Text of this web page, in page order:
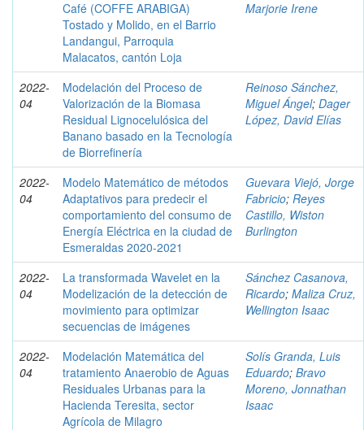
Café (COFFE ARABIGA)
Tostado y Molido, en el Barrio
Landangui, Parroquia
Malacatos, cantón Loja
Marjorie Irene
2022-
04
Modelación del Proceso de
Valorización de la Biomasa
Residual Lignocelulósica del
Banano basado en la Tecnología
de Biorrefinería
Reinoso Sánchez,
Miguel Ángel; Dager
López, David Elías
2022-
04
Modelo Matemático de métodos
Adaptativos para predecir el
comportamiento del consumo de
Energía Eléctrica en la ciudad de
Esmeraldas 2020-2021
Guevara Viejó, Jorge
Fabricio; Reyes
Castillo, Wiston
Burlington
2022-
04
La transformada Wavelet en la
Modelización de la detección de
movimiento para optimizar
secuencias de imágenes
Sánchez Casanova,
Ricardo; Maliza Cruz,
Wellington Isaac
2022-
04
Modelación Matemática del
tratamiento Anaerobio de Aguas
Residuales Urbanas para la
Hacienda Teresita, sector
Agrícola de Milagro
Solís Granda, Luis
Eduardo; Bravo
Moreno, Jonnathan
Isaac